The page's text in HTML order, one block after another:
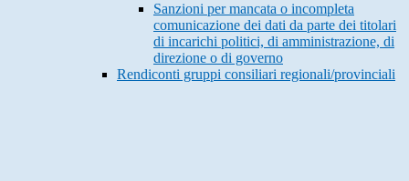
Sanzioni per mancata o incompleta
comunicazione dei dati da parte dei titolari
di incarichi politici, di amministrazione, di
direzione o di governo
Rendiconti gruppi consiliari regionali/provinciali